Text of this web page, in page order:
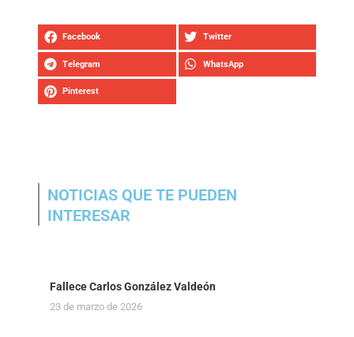
Facebook Twitter
Telegram WhatsApp
Pinterest
NOTICIAS QUE TE PUEDEN
INTERESAR
Fallece Carlos González Valdeón
23 de marzo de 2026